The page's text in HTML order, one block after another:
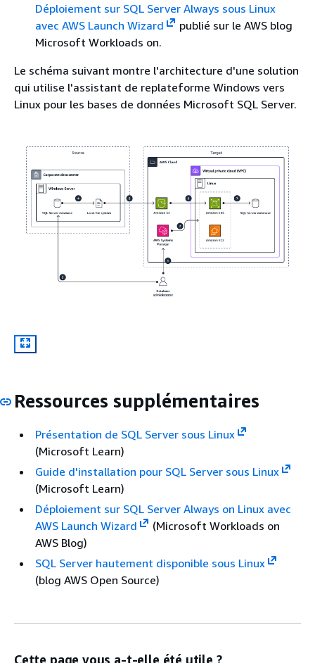
Déploiement sur SQL Server Always sous Linux
avec AWS Launch Wizard
publié sur le AWS blog
Microsoft Workloads on.
Le schéma suivant montre l'architecture d'une solution
qui utilise l'assistant de replateforme Windows vers
Linux pour les bases de données Microsoft SQL Server.
Ressources supplémentaires
Présentation de SQL Server sous Linux
(Microsoft Learn)
Guide d'installation pour SQL Server sous Linux
(Microsoft Learn)
Déploiement sur SQL Server Always on Linux avec
AWS Launch Wizard
(Microsoft Workloads on
AWS Blog)
SQL Server hautement disponible sous Linux
(blog AWS Open Source)
Cette page vous a-t-elle été utile ?